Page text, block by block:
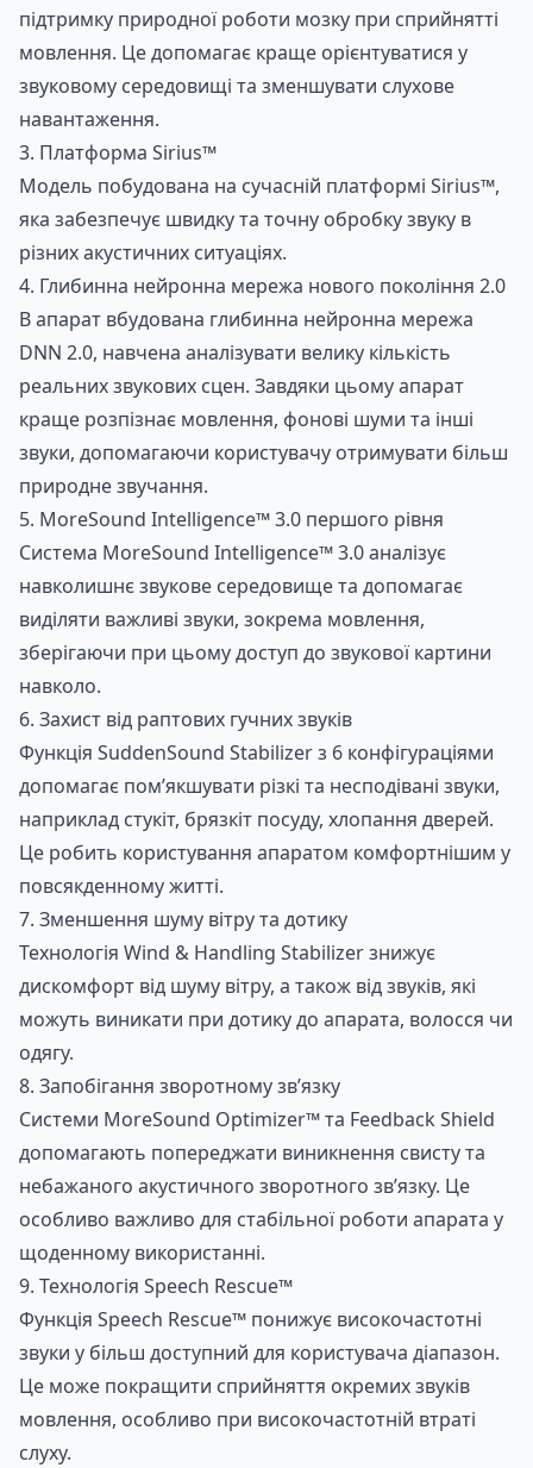
підтримку природної роботи мозку при сприйнятті
мовлення. Це допомагає краще орієнтуватися у
звуковому середовищі та зменшувати слухове
навантаження.
3. Платформа Sirius™
Модель побудована на сучасній платформі Sirius™,
яка забезпечує швидку та точну обробку звуку в
різних акустичних ситуаціях.
4. Глибинна нейронна мережа нового покоління 2.0
В апарат вбудована глибинна нейронна мережа
DNN 2.0, навчена аналізувати велику кількість
реальних звукових сцен. Завдяки цьому апарат
краще розпізнає мовлення, фонові шуми та інші
звуки, допомагаючи користувачу отримувати більш
природне звучання.
5. MoreSound Intelligence™ 3.0 першого рівня
Система MoreSound Intelligence™ 3.0 аналізує
навколишнє звукове середовище та допомагає
виділяти важливі звуки, зокрема мовлення,
зберігаючи при цьому доступ до звукової картини
навколо.
6. Захист від раптових гучних звуків
Функція SuddenSound Stabilizer з 6 конфігураціями
допомагає пом’якшувати різкі та несподівані звуки,
наприклад стукіт, брязкіт посуду, хлопання дверей.
Це робить користування апаратом комфортнішим у
повсякденному житті.
7. Зменшення шуму вітру та дотику
Технологія Wind & Handling Stabilizer знижує
дискомфорт від шуму вітру, а також від звуків, які
можуть виникати при дотику до апарата, волосся чи
одягу.
8. Запобігання зворотному зв’язку
Системи MoreSound Optimizer™ та Feedback Shield
допомагають попереджати виникнення свисту та
небажаного акустичного зворотного зв’язку. Це
особливо важливо для стабільної роботи апарата у
щоденному використанні.
9. Технологія Speech Rescue™
Функція Speech Rescue™ понижує високочастотні
звуки у більш доступний для користувача діапазон.
Це може покращити сприйняття окремих звуків
мовлення, особливо при високочастотній втраті
слуху.
Замовити консультацію по
Слуховий апарат Oticon
Zeal 1 NXTCIC